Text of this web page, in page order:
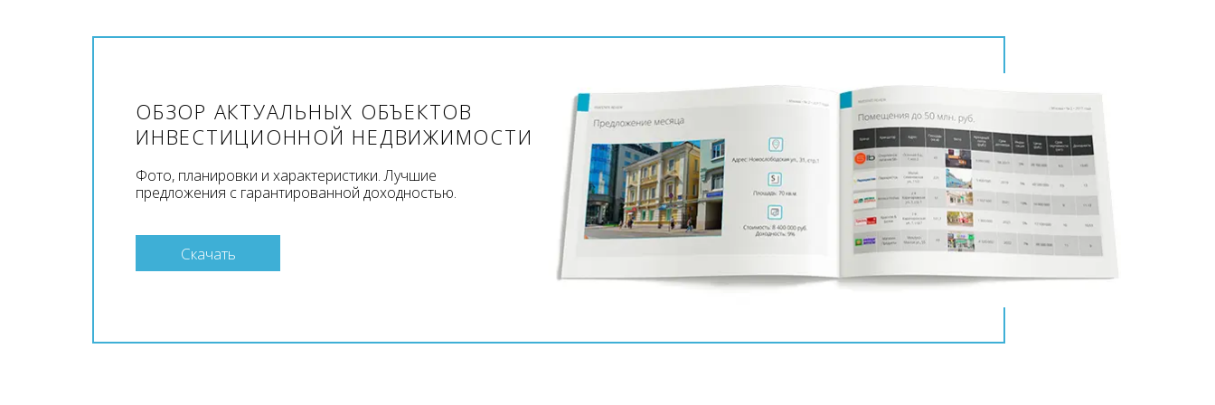
ОБЗОР АКТУАЛЬНЫХ ОБЪЕКТОВ
ИНВЕСТИЦИОННОЙ НЕДВИЖИМОСТИ
Фото, планировки и характеристики. Лучшие
предложения с гарантированной доходностью.
Скачать